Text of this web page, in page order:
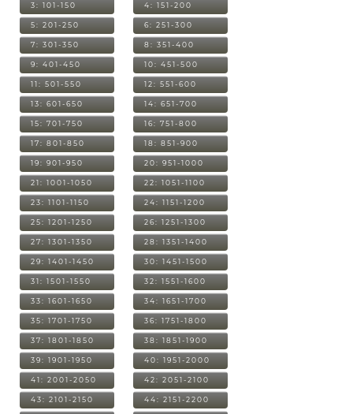
3: 101-150 4: 151-200
5: 201-250 6: 251-300
7: 301-350 8: 351-400
9: 401-450 10: 451-500
11: 501-550 12: 551-600
13: 601-650 14: 651-700
15: 701-750 16: 751-800
17: 801-850 18: 851-900
19: 901-950 20: 951-1000
21: 1001-1050 22: 1051-1100
23: 1101-1150 24: 1151-1200
25: 1201-1250 26: 1251-1300
27: 1301-1350 28: 1351-1400
29: 1401-1450 30: 1451-1500
31: 1501-1550 32: 1551-1600
33: 1601-1650 34: 1651-1700
35: 1701-1750 36: 1751-1800
37: 1801-1850 38: 1851-1900
39: 1901-1950 40: 1951-2000
41: 2001-2050 42: 2051-2100
43: 2101-2150 44: 2151-2200